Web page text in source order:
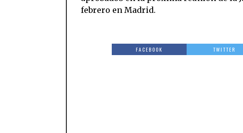
febrero en Madrid.
FACEBOOK TWITTER